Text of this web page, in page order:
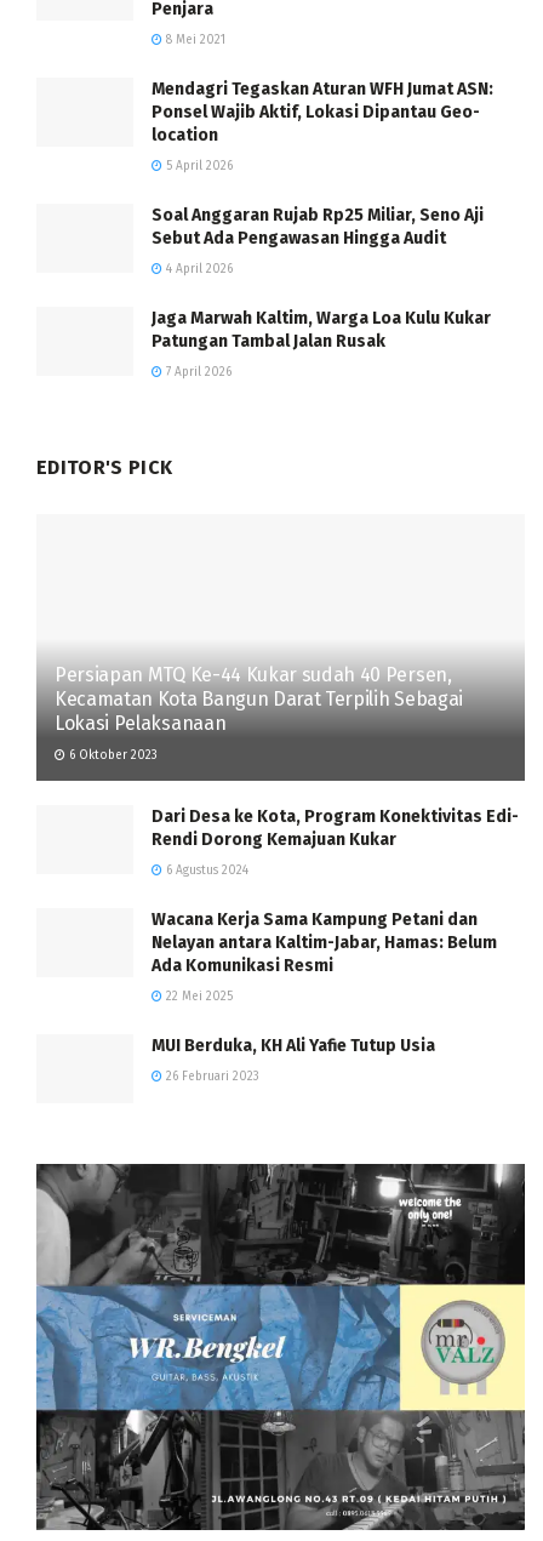
Penjara
8 Mei 2021
Mendagri Tegaskan Aturan WFH Jumat ASN:
Ponsel Wajib Aktif, Lokasi Dipantau Geo-
location
5 April 2026
Soal Anggaran Rujab Rp25 Miliar, Seno Aji
Sebut Ada Pengawasan Hingga Audit
4 April 2026
Jaga Marwah Kaltim, Warga Loa Kulu Kukar
Patungan Tambal Jalan Rusak
7 April 2026
EDITOR'S PICK
Persiapan MTQ Ke-44 Kukar sudah 40 Persen,
Kecamatan Kota Bangun Darat Terpilih Sebagai
Lokasi Pelaksanaan
6 Oktober 2023
Dari Desa ke Kota, Program Konektivitas Edi-
Rendi Dorong Kemajuan Kukar
6 Agustus 2024
Wacana Kerja Sama Kampung Petani dan
Nelayan antara Kaltim-Jabar, Hamas: Belum
Ada Komunikasi Resmi
22 Mei 2025
MUI Berduka, KH Ali Yafie Tutup Usia
26 Februari 2023